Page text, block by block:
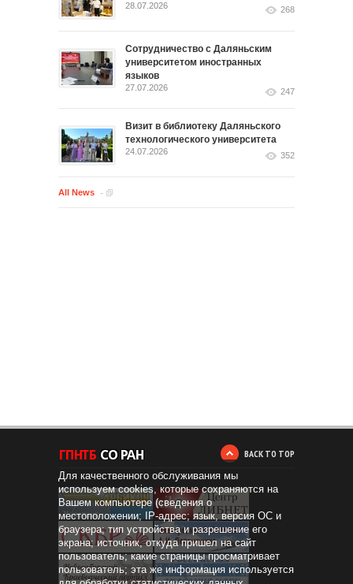
28.07.2026 268
Сотрудничество с Даляньским
университетом иностранных
языков
27.07.2026 247
Визит в библиотеку Даляньского
технологического университета
24.07.2026 352
All News
BACK TO TOP
Для качественного обслуживания мы
используем cookies, которые сохраняются на
Вашем компьютере (сведения о
местоположении; IP-адрес; язык, версия ОС и
браузера; тип устройства и разрешение его
экрана; источник, откуда пришел на сайт
пользователь; какие страницы просматривает
пользователь; эта же информация используется